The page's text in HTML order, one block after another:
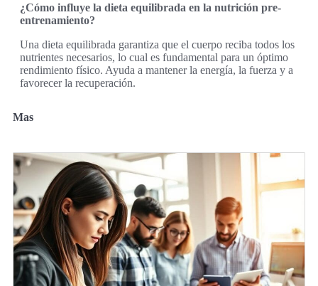
¿Cómo influye la dieta equilibrada en la nutrición pre-
entrenamiento?
Una dieta equilibrada garantiza que el cuerpo reciba todos los
nutrientes necesarios, lo cual es fundamental para un óptimo
rendimiento físico. Ayuda a mantener la energía, la fuerza y a
favorecer la recuperación.
Mas